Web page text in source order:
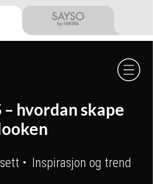
– hvordan skape
Inspirasjon og trend